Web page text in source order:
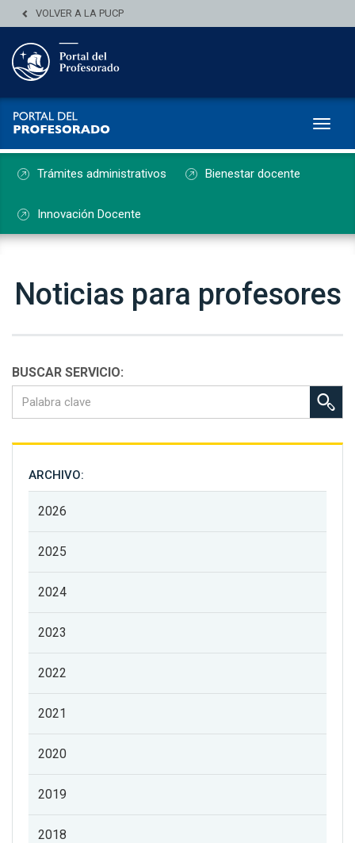
VOLVER A LA PUCP
Trámites administrativos Bienestar docente
Innovación Docente
Noticias para profesores
BUSCAR SERVICIO:
ARCHIVO:
2026
2025
2024
2023
2022
2021
2020
2019
2018